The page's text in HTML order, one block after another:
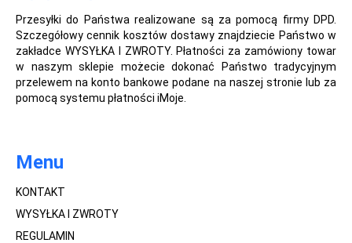
Przesyłki do Państwa realizowane są za pomocą firmy DPD.
Szczegółowy cennik kosztów dostawy znajdziecie Państwo w
zakładce WYSYŁKA I ZWROTY. Płatności za zamówiony towar
w naszym sklepie możecie dokonać Państwo tradycyjnym
przelewem na konto bankowe podane na naszej stronie lub za
pomocą systemu płatności iMoje.
Menu
KONTAKT
WYSYŁKA I ZWROTY
REGULAMIN